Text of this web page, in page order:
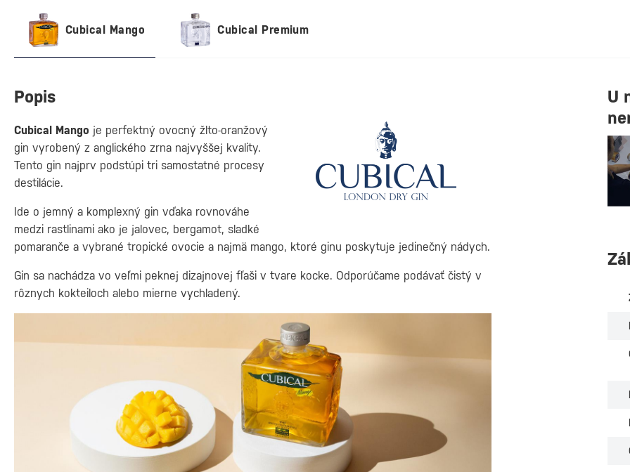
Cubical Mango Cubical Premium
Popis
Cubical Mango je perfektný ovocný žlto-oranžový
gin vyrobený z anglického zrna najvyššej kvality.
Tento gin najprv podstúpi tri samostatné procesy
destilácie.
Ide o jemný a komplexný gin vďaka rovnováhe
medzi rastlinami ako je jalovec, bergamot, sladké
pomaranče a vybrané tropické ovocie a najmä mango, ktoré ginu poskytuje jedinečný nádych.
Gin sa nachádza vo veľmi peknej dizajnovej fľaši v tvare kocke. Odporúčame podávať čistý v
rôznych kokteiloch alebo mierne vychladený.
U